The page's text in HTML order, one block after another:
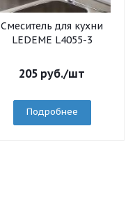
Смеситель для кухни
LEDEME L4055-3
205 руб./шт
Подробнее